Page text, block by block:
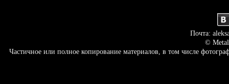
Почта:
©
Частичное или полное копирование материалов, в том числе